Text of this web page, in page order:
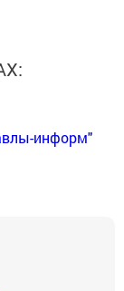
информ"